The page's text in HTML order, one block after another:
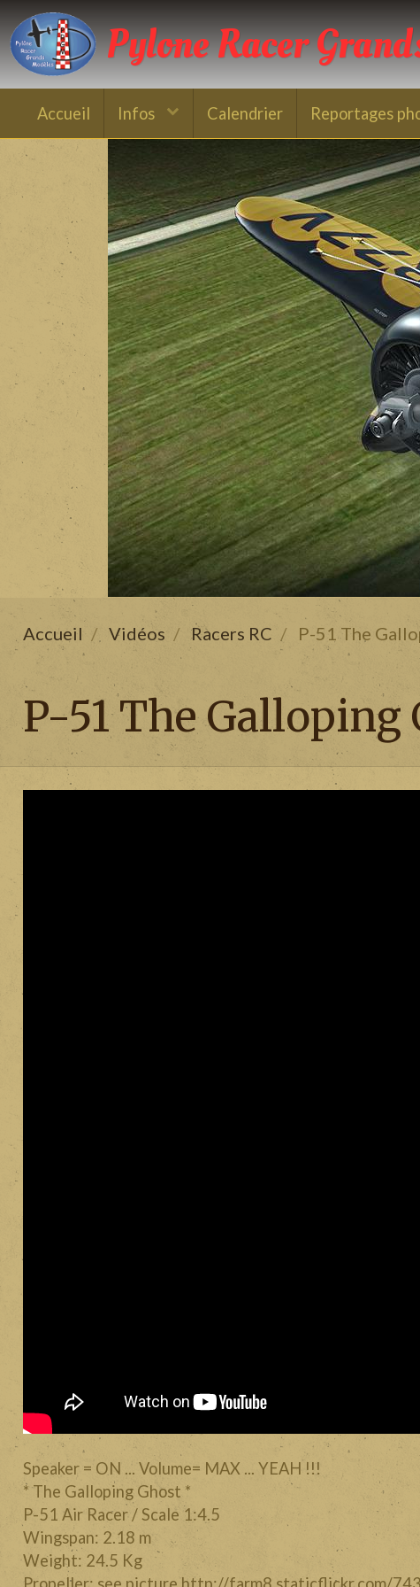
Pylone Racer
Accueil Infos Calendrier Reportages
Accueil Vidéos Racers RC P-51 The
P-51 The Galloping
Speaker = ON ... Volume= MAX ... YEAH !!!
* The Galloping Ghost *
P-51 Air Racer / Scale 1:4.5
Wingspan: 2.18 m
Weight: 24.5 Kg